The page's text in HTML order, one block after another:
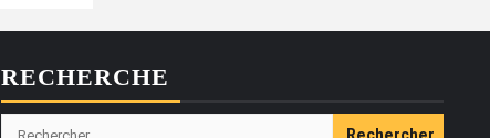
RECHERCHE
Rechercher :